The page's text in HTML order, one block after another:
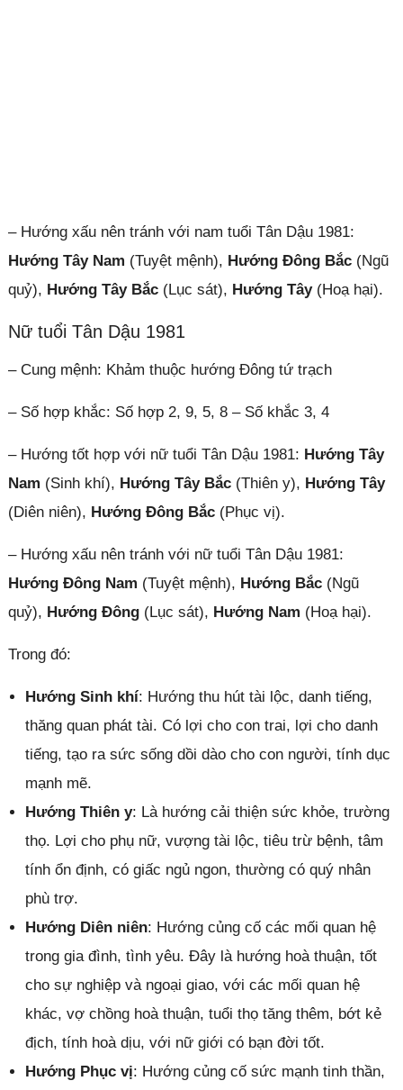
– Hướng xấu nên tránh với nam tuổi Tân Dậu 1981:
Hướng Tây Nam (Tuyệt mệnh), Hướng Đông Bắc(Ngũ
quỷ), Hướng Tây Bắc(Lục sát), Hướng Tây(Hoạ hại).
Nữ tuổi Tân Dậu 1981
– Cung mệnh: Khảm thuộc hướng Đông tứ trạch
– Số hợp khắc: Số hợp 2, 9, 5, 8 – Số khắc 3, 4
– Hướng tốt hợp với nữ tuổi Tân Dậu 1981: Hướng Tây
Nam (Sinh khí), Hướng Tây Bắc(Thiên y), Hướng Tây
(Diên niên), Hướng Đông Bắc(Phục vị).
– Hướng xấu nên tránh với nữ tuổi Tân Dậu 1981:
Hướng Đông Nam (Tuyệt mệnh), Hướng Bắc(Ngũ
quỷ), Hướng Đông(Lục sát), Hướng Nam (Hoạ hại).
Trong đó:
Hướng Sinh khí: Hướng thu hút tài lộc, danh tiếng,
thăng quan phát tài. Có lợi cho con trai, lợi cho danh
tiếng, tạo ra sức sống dồi dào cho con người, tính dục
mạnh mẽ.
Hướng Thiên y: Là hướng cải thiện sức khỏe, trường
thọ. Lợi cho phụ nữ, vượng tài lộc, tiêu trừ bệnh, tâm
tính ổn định, có giấc ngủ ngon, thường có quý nhân
phù trợ.
Hướng Diên niên: Hướng củng cố các mối quan hệ
trong gia đình, tình yêu. Đây là hướng hoà thuận, tốt
cho sự nghiệp và ngoại giao, với các mối quan hệ
khác, vợ chồng hoà thuận, tuổi thọ tăng thêm, bớt kẻ
địch, tính hoà dịu, với nữ giới có bạn đời tốt.
Hướng Phục vị: Hướng củng cố sức mạnh tinh thần,